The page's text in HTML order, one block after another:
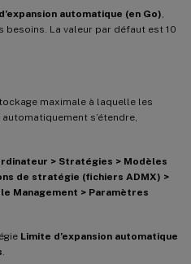
automatique (en Go)
besoins. La valeur par défaut est 10
maximale à laquelle les
s’étendre,
> Stratégies > Modèles
de stratégie (fichiers ADMX) >
Management > Paramètres
Limite d’expansion automatique